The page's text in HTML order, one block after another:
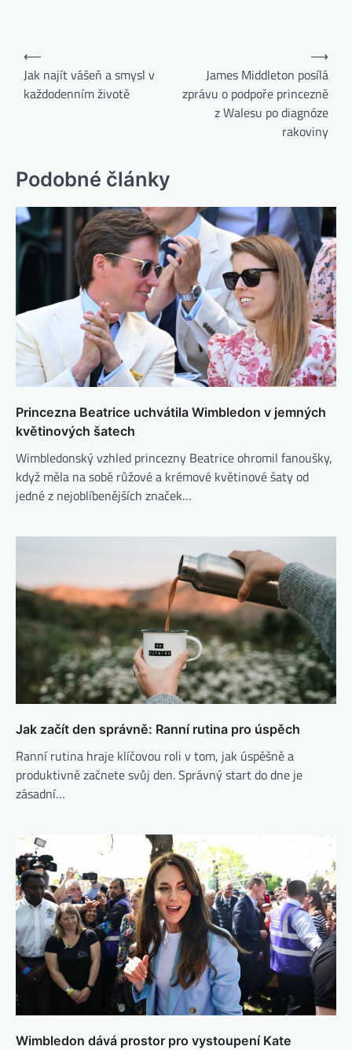
⟵
Jak najít vášeň a smysl v
každodenním životě
James Middleton posílá
zprávu o podpoře princezně
z Walesu po diagnóze
rakoviny
⟶
Podobné články
Princezna Beatrice uchvátila Wimbledon v jemných
květinových šatech
Wimbledonský vzhled princezny Beatrice ohromil fanoušky,
když měla na sobě růžové a krémové květinové šaty od
jedné z nejoblíbenějších značek…
Jak začít den správně: Ranní rutina pro úspěch
Ranní rutina hraje klíčovou roli v tom, jak úspěšně a
produktivně začnete svůj den. Správný start do dne je
zásadní…
Wimbledon dává prostor pro vystoupení Kate